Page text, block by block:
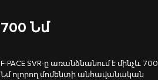
700 Նմ
F‑PACE SVR-ը առանձնանում է մինչև 700
Նմ ոլորող մոմենտի անհավանական